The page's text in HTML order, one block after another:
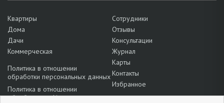
Квартиры
Дома
Дачи
Коммерческая
Политика в отношении
обработки персональных данных
Политика в отношении
обработки cookie
Сотрудники
Отзывы
Консультации
Журнал
Карты
Контакты
Избранное